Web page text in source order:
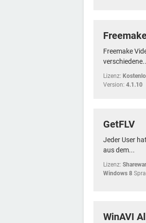
Freemake
Lizenz:
Version: 4.1.10
GetFLV
Jeder User
aus dem...
Lizenz:
Windows 8
WinAVI